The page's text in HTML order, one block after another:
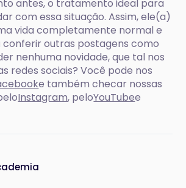
antes, o tratamento ideal para
com essa situação. Assim, ele(a)
vida completamente normal e
conferir outras postagens como
nenhuma novidade, que tal nos
redes sociais? Você pode nos
e também checar nossas
Instagram, peloYouTubee